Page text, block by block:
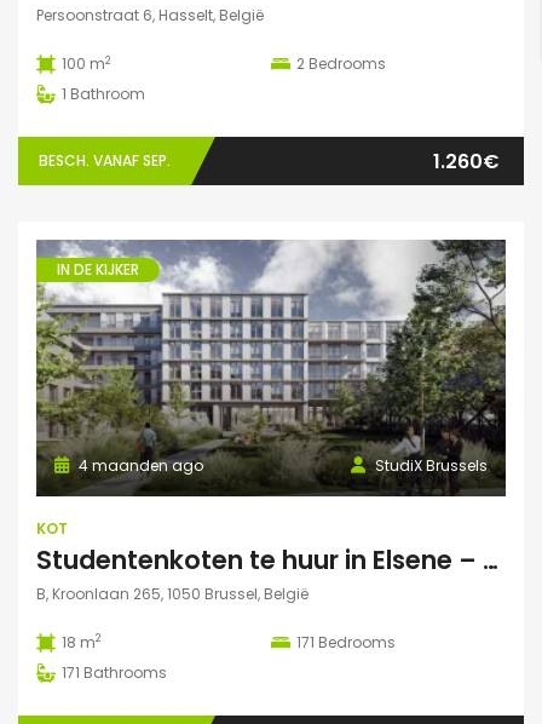
Persoonstraat 6, Hasselt, België
100 m2 2 Bedrooms
1 Bathroom
BESCH. VANAF SEP. 1.260€
IN DE KIJKER
StudiX Brussels
4 maanden ago
KOT
Studentenkoten te huur in Elsene – Residentie StudiX
B, Kroonlaan 265, 1050 Brussel, België
18 m2 171 Bedrooms
171 Bathrooms